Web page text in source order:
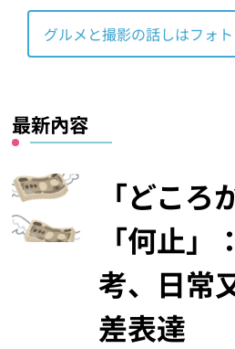
グルメと撮影の話しはフォ
最新內容
「どころ
「何止」
考、日常
差表達